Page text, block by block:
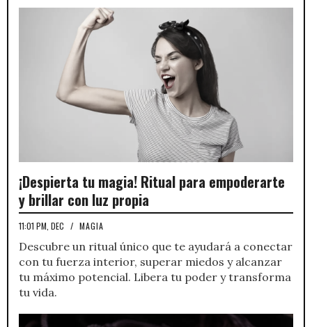
¡Despierta tu magia! Ritual para empoderarte
y brillar con luz propia
11:01 PM, DEC / MAGIA
Descubre un ritual único que te ayudará a conectar
con tu fuerza interior, superar miedos y alcanzar
tu máximo potencial. Libera tu poder y transforma
tu vida.